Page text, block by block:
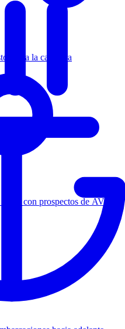
para la carretera
con prospectos de AVA